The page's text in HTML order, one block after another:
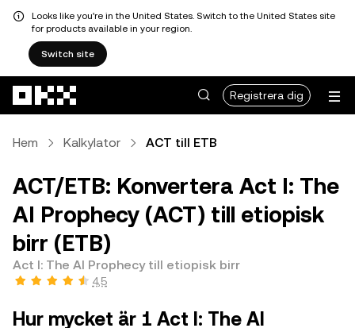
Looks like you're in the United States. Switch to the United States site
for products available in your region.
Switch site
Registrera dig
Hem Kalkylator ACT till ETB
ACT/ETB: Konvertera Act I: The
AI Prophecy (ACT) till etiopisk
birr (ETB)
Act I: The AI Prophecy till etiopisk birr
4,5
Hur mycket är 1 Act I: The AI